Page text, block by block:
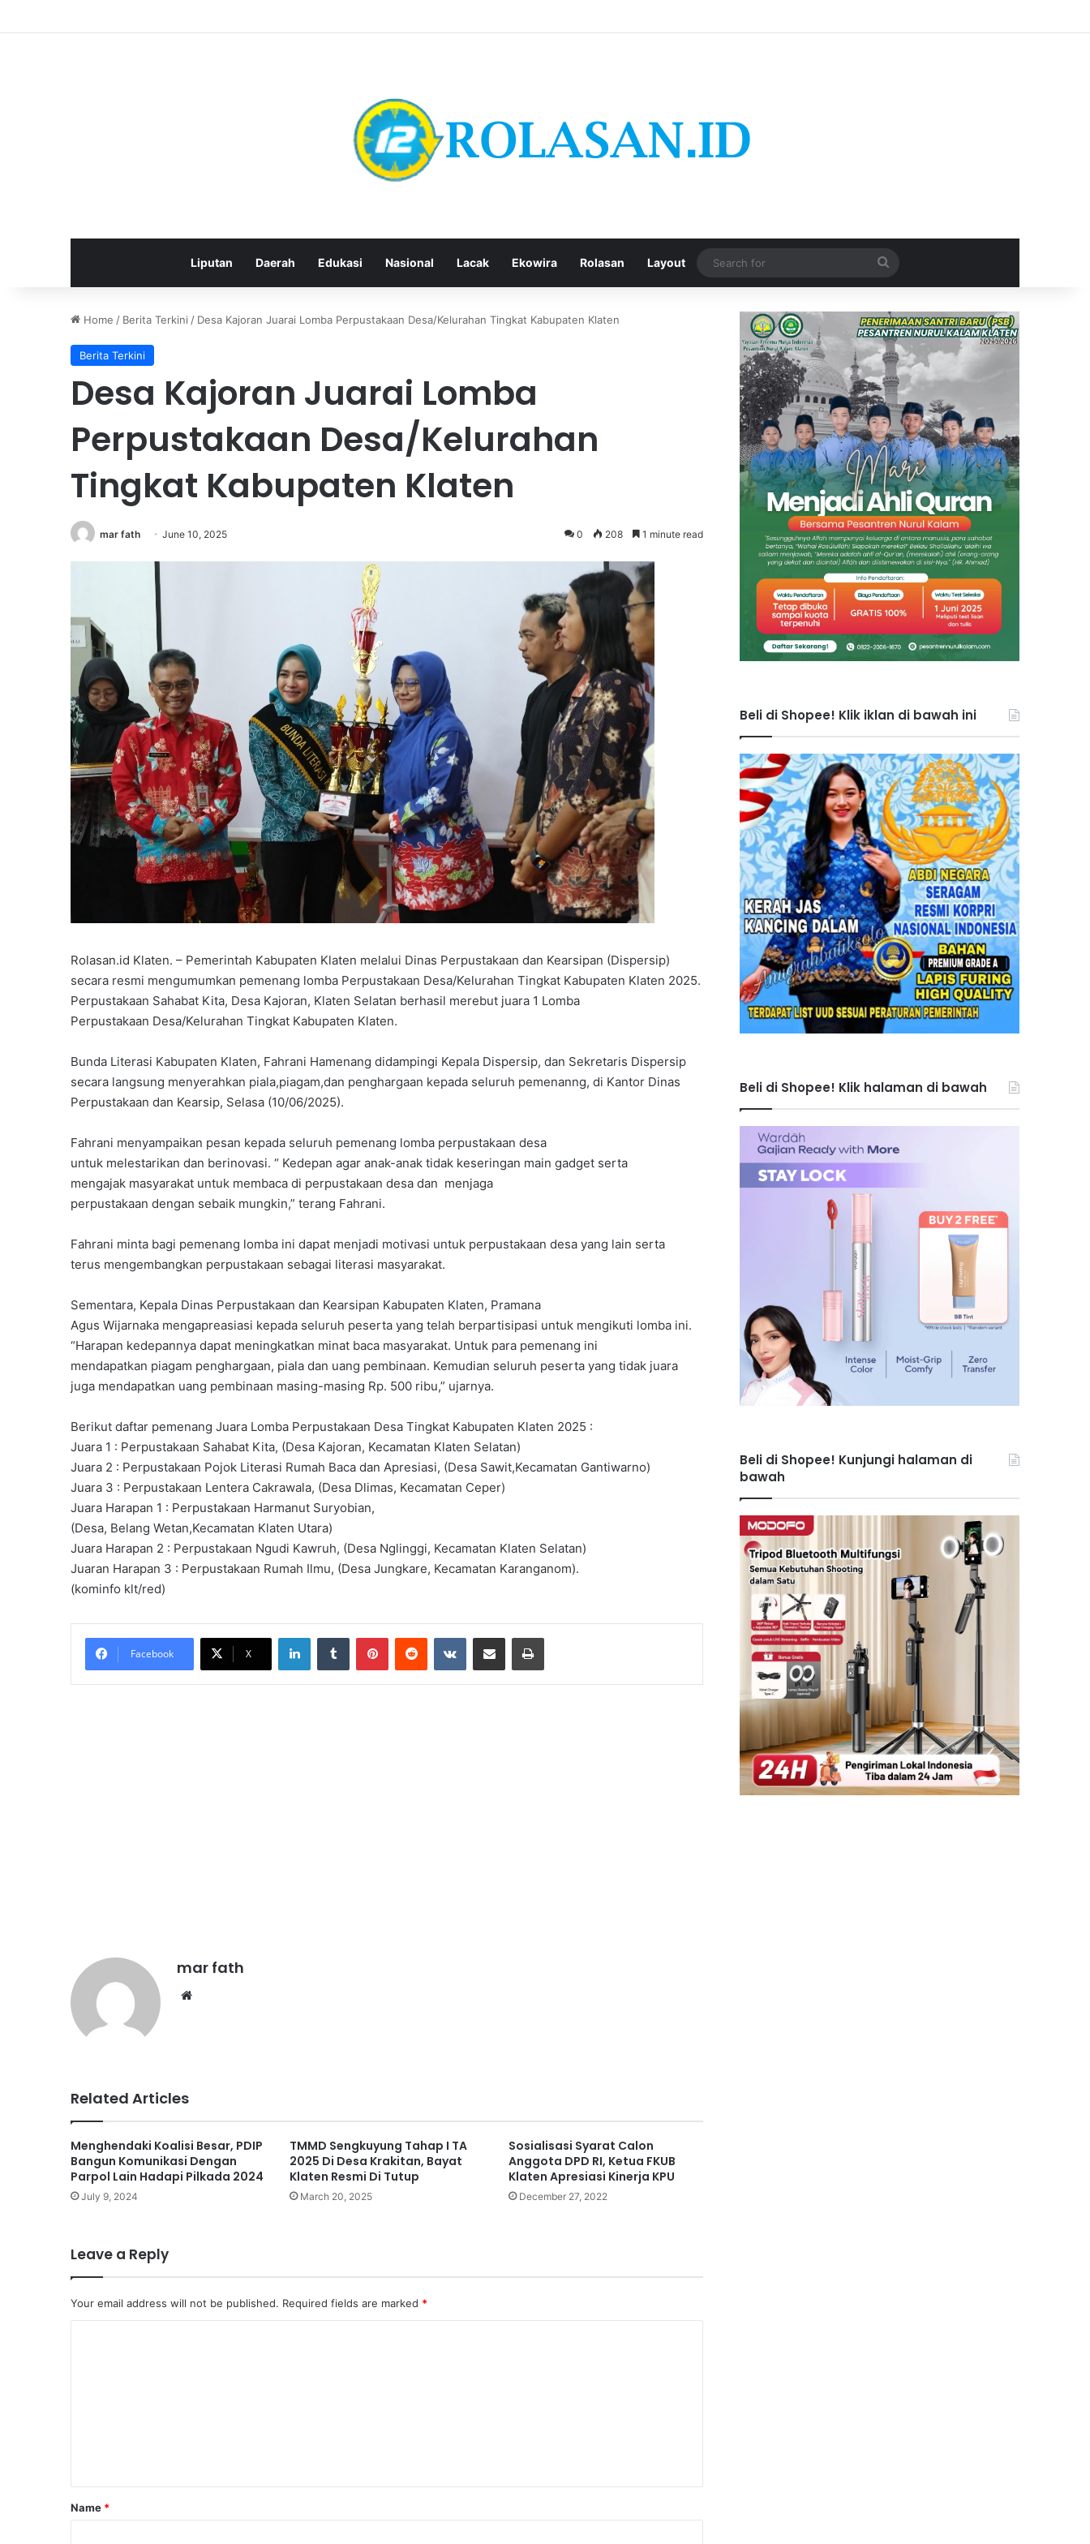
Liputan Daerah Edukasi Nasional Lacak Ekowira Rolasan Layout
Search
for
Home / Berita Terkini / Desa Kajoran Juarai Lomba Perpustakaan Desa/Kelurahan Tingkat Kabupaten Klaten
Berita Terkini
Desa Kajoran Juarai Lomba
Perpustakaan Desa/Kelurahan
Tingkat Kabupaten Klaten
mar fath June 10, 2025 0 208 1 minute read
Rolasan.id Klaten. – Pemerintah Kabupaten Klaten melalui Dinas Perpustakaan dan Kearsipan (Dispersip)
secara resmi mengumumkan pemenang lomba Perpustakaan Desa/Kelurahan Tingkat Kabupaten Klaten 2025.
Perpustakaan Sahabat Kita, Desa Kajoran, Klaten Selatan berhasil merebut juara 1 Lomba
Perpustakaan Desa/Kelurahan Tingkat Kabupaten Klaten.
Bunda Literasi Kabupaten Klaten, Fahrani Hamenang didampingi Kepala Dispersip, dan Sekretaris Dispersip
secara langsung menyerahkan piala,piagam,dan penghargaan kepada seluruh pemenanng, di Kantor Dinas
Perpustakaan dan Kearsip, Selasa (10/06/2025).
Fahrani menyampaikan pesan kepada seluruh pemenang lomba perpustakaan desa
untuk melestarikan dan berinovasi. “ Kedepan agar anak-anak tidak keseringan main gadget serta
mengajak masyarakat untuk membaca di perpustakaan desa dan menjaga
perpustakaan dengan sebaik mungkin,” terang Fahrani.
Fahrani minta bagi pemenang lomba ini dapat menjadi motivasi untuk perpustakaan desa yang lain serta
terus mengembangkan perpustakaan sebagai literasi masyarakat.
Sementara, Kepala Dinas Perpustakaan dan Kearsipan Kabupaten Klaten, Pramana
Agus Wijarnaka mengapreasiasi kepada seluruh peserta yang telah berpartisipasi untuk mengikuti lomba ini.
“Harapan kedepannya dapat meningkatkan minat baca masyarakat. Untuk para pemenang ini
mendapatkan piagam penghargaan, piala dan uang pembinaan. Kemudian seluruh peserta yang tidak juara
juga mendapatkan uang pembinaan masing-masing Rp. 500 ribu,” ujarnya.
Berikut daftar pemenang Juara Lomba Perpustakaan Desa Tingkat Kabupaten Klaten 2025 :
Juara 1 : Perpustakaan Sahabat Kita, (Desa Kajoran, Kecamatan Klaten Selatan)
Juara 2 : Perpustakaan Pojok Literasi Rumah Baca dan Apresiasi, (Desa Sawit,Kecamatan Gantiwarno)
Juara 3 : Perpustakaan Lentera Cakrawala, (Desa Dlimas, Kecamatan Ceper)
Juara Harapan 1 : Perpustakaan Harmanut Suryobian,
(Desa, Belang Wetan,Kecamatan Klaten Utara)
Juara Harapan 2 : Perpustakaan Ngudi Kawruh, (Desa Nglinggi, Kecamatan Klaten Selatan)
Juaran Harapan 3 : Perpustakaan Rumah Ilmu, (Desa Jungkare, Kecamatan Karanganom).
(kominfo klt/red)
Facebook X
mar fath
Related Articles
Menghendaki Koalisi Besar, PDIP
Bangun Komunikasi Dengan
Parpol Lain Hadapi Pilkada 2024
July 9, 2024
TMMD Sengkuyung Tahap I TA
2025 Di Desa Krakitan, Bayat
Klaten Resmi Di Tutup
March 20, 2025
Sosialisasi Syarat Calon
Anggota DPD RI, Ketua FKUB
Klaten Apresiasi Kinerja KPU
December 27, 2022
Leave a Reply
Your email address will not be published. Required fields are marked *
Name *
Beli di Shopee! Klik iklan di bawah ini
Beli di Shopee! Klik halaman di bawah
Beli di Shopee! Kunjungi halaman di
bawah